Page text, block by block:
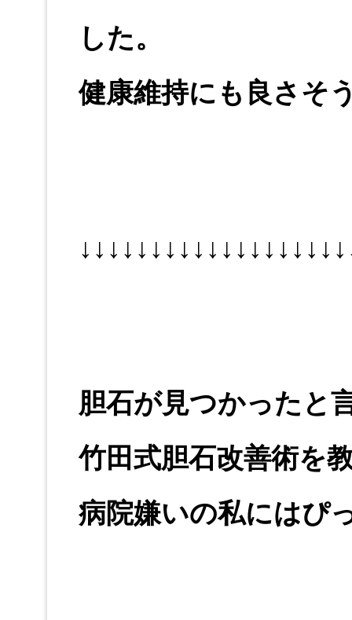
した。
健康維持にも良さそ
胆石が見つかったと
竹田式胆石改善術を
病院嫌いの私にはぴ